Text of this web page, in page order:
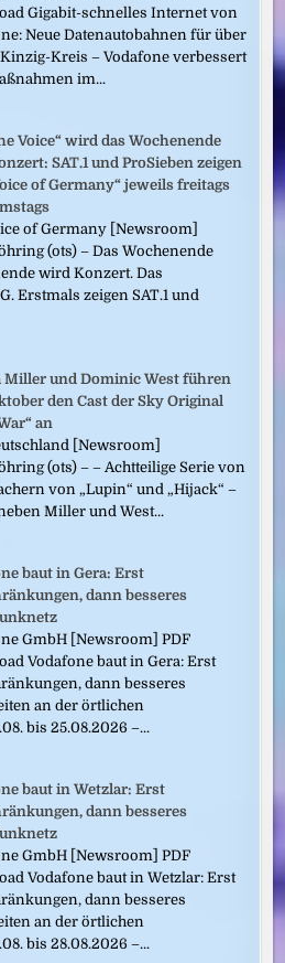
Gigabit-schnelles Internet von
Neue Datenautobahnen für über
Kreis – Vodafone verbessert
im...
Voice“ wird das Wochenende
SAT.1 und ProSieben zeigen
of Germany“ jeweils freitags
of Germany [Newsroom]
(ots) – Das Wochenende
wird Konzert. Das
Erstmals zeigen SAT.1 und
Miller und Dominic West führen
den Cast der Sky Original
an
[Newsroom]
(ots) – – Achtteilige Serie von
von „Lupin“ und „Hijack“ –
Miller und West...
baut in Gera: Erst
dann besseres
GmbH [Newsroom] PDF
Vodafone baut in Gera: Erst
dann besseres
an der örtlichen
bis 25.08.2026 –...
baut in Wetzlar: Erst
dann besseres
GmbH [Newsroom] PDF
Vodafone baut in Wetzlar: Erst
dann besseres
an der örtlichen
bis 28.08.2026 –...